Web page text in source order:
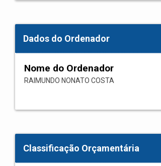
Dados do Ordenador
Nome do Ordenador
RAIMUNDO NONATO COSTA
Classificação Orçamentária